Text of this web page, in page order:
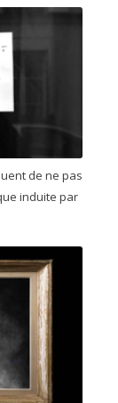
de ne pas
induite par